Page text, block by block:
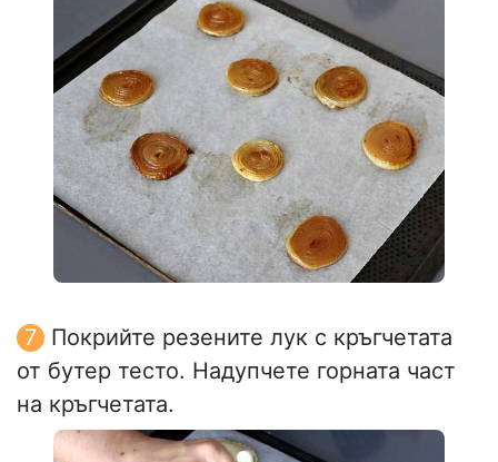
Покрийте резените лук с кръгчетата
от бутер тесто. Надупчете горната част
на кръгчетата.